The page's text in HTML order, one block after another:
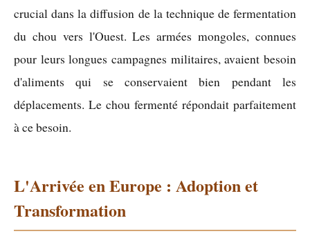
crucial dans la diffusion de la technique de fermentation
du chou vers l'Ouest. Les armées mongoles, connues
pour leurs longues campagnes militaires, avaient besoin
d'aliments qui se conservaient bien pendant les
déplacements. Le chou fermenté répondait parfaitement
à ce besoin.
L'Arrivée en Europe : Adoption et
Transformation